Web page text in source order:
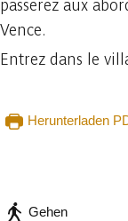
passerez aux
Vence.
Entrez dans le
Herunterladen
Gehen